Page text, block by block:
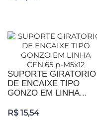
SUPORTE GIRATORIO
DE ENCAIXE TIPO
GONZO EM LINHA...
R$ 15,54